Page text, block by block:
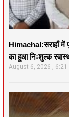
Himachal:सराहाँ में
का हुआ निःशुल्क
August 6, 2026 6:21